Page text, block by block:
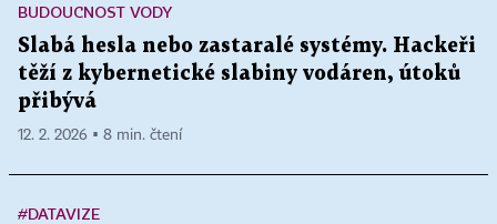
BUDOUCNOST VODY
Slabá hesla nebo zastaralé systémy. Hackeři
těží z kybernetické slabiny vodáren, útoků
přibývá
12. 2. 2026 ▪ 8 min. čtení
#DATAVIZE